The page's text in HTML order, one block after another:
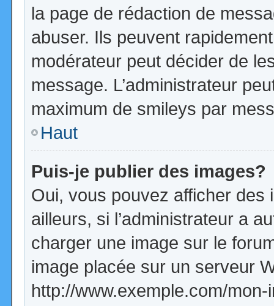
la page de rédaction de
abuser. Ils peuvent
modérateur peut décider de
message. L’administrateur
maximum de smileys par
Haut
Puis-je publier des images?
Oui, vous pouvez afficher
ailleurs, si l’administrateur a
charger une image sur le
image placée sur un serveur
http://www.exemple.com/